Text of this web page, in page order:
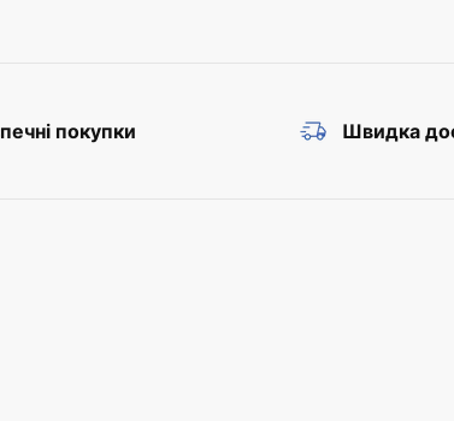
покупки Швидка